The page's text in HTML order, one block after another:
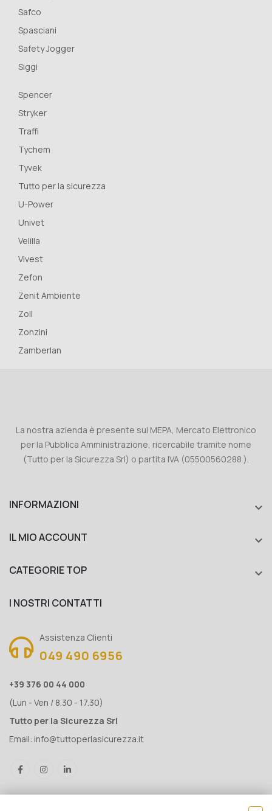
Safco
Spasciani
Safety Jogger
Siggi
Spencer
Stryker
Traffi
Tychem
Tyvek
Tutto per la sicurezza
U-Power
Univet
Velilla
Vivest
Zefon
Zenit Ambiente
Zoll
Zonzini
Zamberlan
La nostra azienda è presente sul MEPA, Mercato Elettronico
per la Pubblica Amministrazione, ricercabile tramite nome
(Tutto per la Sicurezza Srl) o partita IVA (05500560288 ).
INFORMAZIONI 
IL MIO ACCOUNT 
CATEGORIE TOP 
I NOSTRI CONTATTI
Assistenza Clienti
049 490 6956
+39 376 00 44 000
(Lun - Ven / 8.30 - 17.30)
Tutto per la Sicurezza Srl
Email: info@tuttoperlasicurezza.it